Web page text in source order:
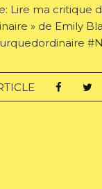
Lire ma critique
» de Emily